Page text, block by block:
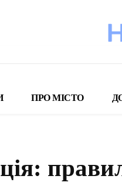
ПРО МІСТО